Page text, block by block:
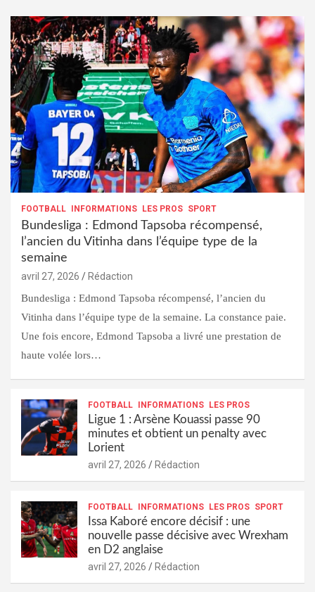
FOOTBALL INFORMATIONS LES PROS SPORT
Bundesliga : Edmond Tapsoba récompensé,
l’ancien du Vitinha dans l’équipe type de la
semaine
avril 27, 2026
Rédaction
Bundesliga : Edmond Tapsoba récompensé, l’ancien du
Vitinha dans l’équipe type de la semaine. La constance paie.
Une fois encore, Edmond Tapsoba a livré une prestation de
haute volée lors…
FOOTBALL INFORMATIONS LES PROS
Ligue 1 : Arsène Kouassi passe 90
minutes et obtient un penalty avec
Lorient
avril 27, 2026 Rédaction
FOOTBALL INFORMATIONS LES PROS SPORT
Issa Kaboré encore décisif : une
nouvelle passe décisive avec Wrexham
en D2 anglaise
avril 27, 2026 Rédaction